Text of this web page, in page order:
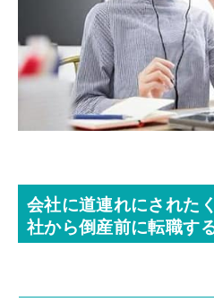
会社に道連れにされた
社から倒産前に転職す